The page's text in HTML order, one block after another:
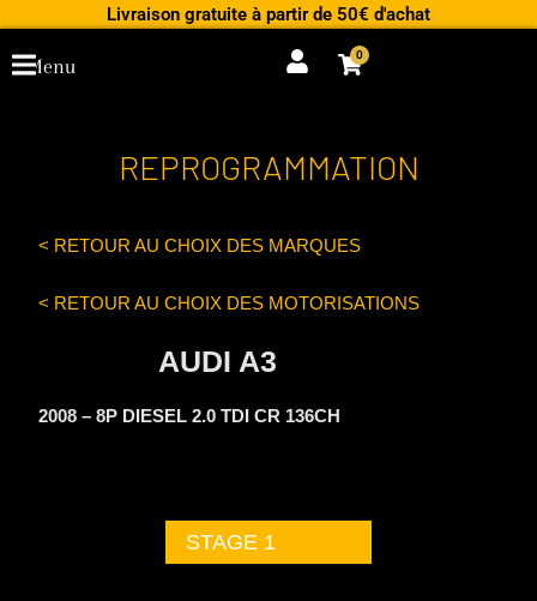
contenu
Livraison gratuite à partir de 50€ d'achat
0
Cart
Menu
REPROGRAMMATION
< RETOUR AU CHOIX DES MARQUES
< RETOUR AU CHOIX DES MOTORISATIONS
AUDI A3
2008 – 8P DIESEL 2.0 TDI CR 136CH
STAGE 1